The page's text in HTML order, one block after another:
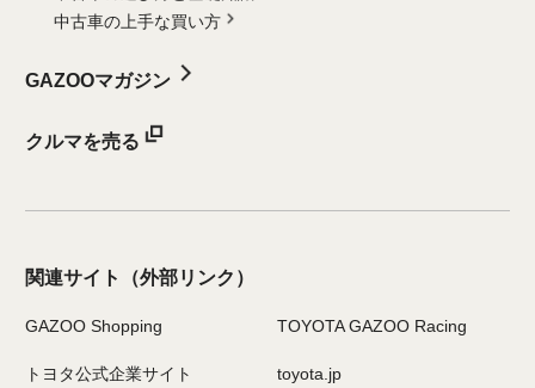
中古車の上手な買い方
GAZOOマガジン
クルマを売る
関連サイト （外部リンク）
GAZOO Shopping TOYOTA GAZOO Racing
トヨタ公式企業サイト toyota.jp